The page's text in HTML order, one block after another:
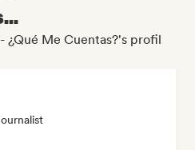
¿Qué Me Cuentas?'s profil